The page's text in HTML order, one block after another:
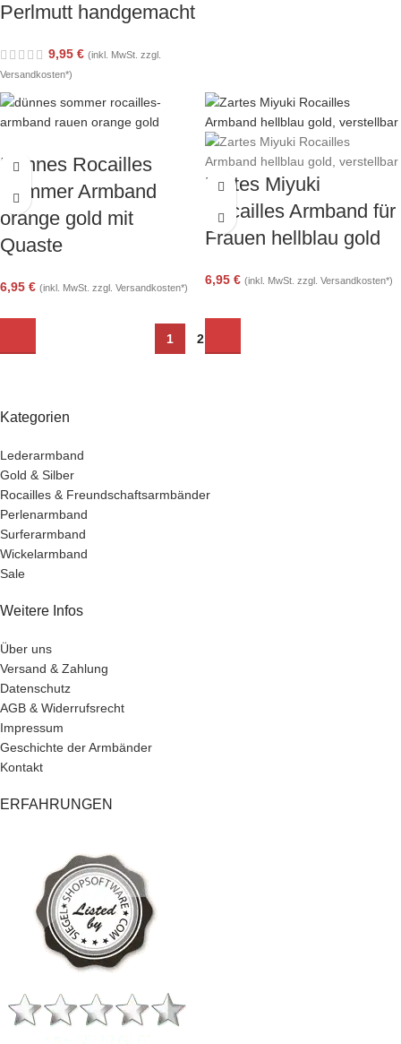
Perlmutt handgemacht
9,95 € (inkl. MwSt. zzgl.
Versandkosten*)
Dünnes Rocailles
Sommer Armband
orange gold mit
Quaste
6,95 € (inkl. MwSt. zzgl. Versandkosten*)
Zartes Miyuki
Rocailles Armband für
Frauen hellblau gold
6,95 € (inkl. MwSt. zzgl. Versandkosten*)
1 2
Kategorien
Lederarmband
Gold & Silber
Rocailles & Freundschaftsarmbänder
Perlenarmband
Surferarmband
Wickelarmband
Sale
Weitere Infos
Über uns
Versand & Zahlung
Datenschutz
AGB & Widerrufsrecht
Impressum
Geschichte der Armbänder
Kontakt
ERFAHRUNGEN